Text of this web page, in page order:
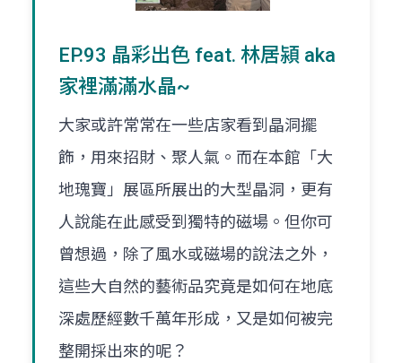
EP.93 晶彩出色 feat. 林居潁 aka
家裡滿滿水晶~
大家或許常常在一些店家看到晶洞擺
飾，用來招財、聚人氣。而在本館「大
地瑰寶」展區所展出的大型晶洞，更有
人說能在此感受到獨特的磁場。但你可
曾想過，除了風水或磁場的說法之外，
這些大自然的藝術品究竟是如何在地底
深處歷經數千萬年形成，又是如何被完
整開採出來的呢？